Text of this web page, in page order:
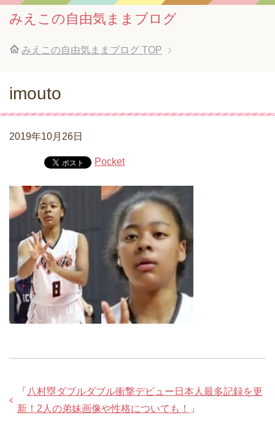
みえこの自由気ままブログ
みえこの自由気ままブログ TOP
imouto
2019年10月26日
Pocket
「 八村塁ダブルダブル衝撃デビュー日本人最多記録を更
新！2人の弟妹画像や性格についても！
」